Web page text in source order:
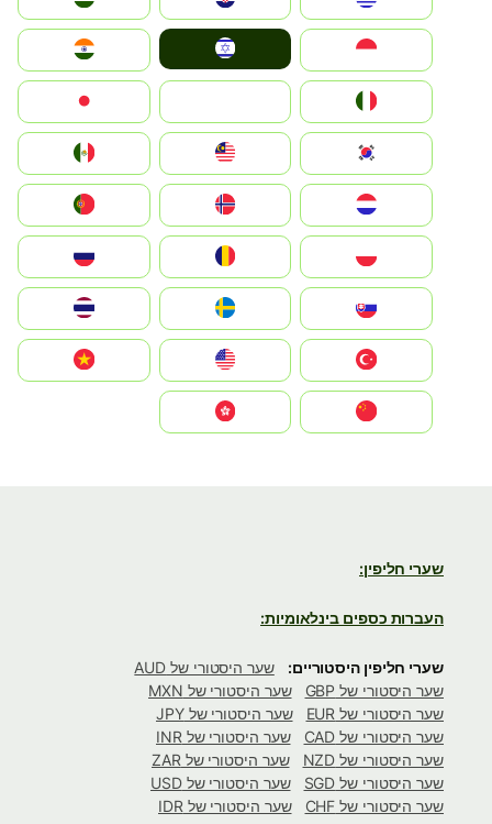
Indonesia
South Korea
Nederland
Portugal
România
Slovensko
United States
Vietnam
שערי חליפין:
העברות כספים בינלאומיות:
שערי חליפין היסטוריים:
שער היסטורי של AUD
שער היסטורי של GBP
שער היסטורי של MXN
שער היסטורי של EUR
שער היסטורי של JPY
שער היסטורי של CAD
שער היסטורי של INR
שער היסטורי של NZD
שער היסטורי של ZAR
שער היסטורי של SGD
שער היסטורי של USD
שער היסטורי של CHF
שער היסטורי של IDR